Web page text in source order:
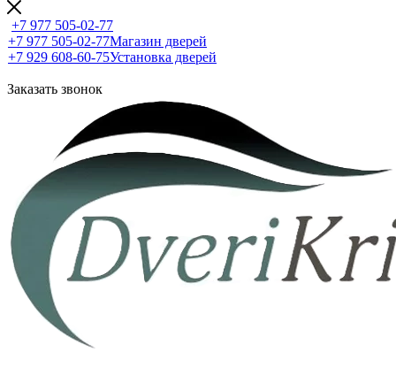
+7 977 505-02-77
+7 977 505-02-77Магазин дверей
+7 929 608-60-75Установка дверей
Заказать звонок